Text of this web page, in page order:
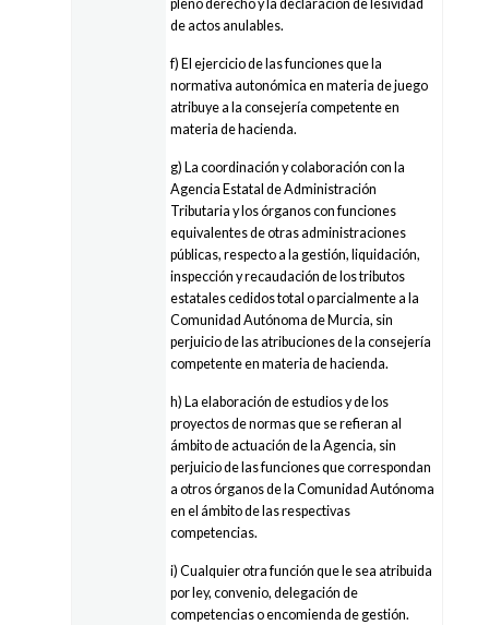
pleno derecho y la declaración de lesividad
de actos anulables.
f) El ejercicio de las funciones que la
normativa autonómica en materia de juego
atribuye a la consejería competente en
materia de hacienda.
g) La coordinación y colaboración con la
Agencia Estatal de Administración
Tributaria y los órganos con funciones
equivalentes de otras administraciones
públicas, respecto a la gestión, liquidación,
inspección y recaudación de los tributos
estatales cedidos total o parcialmente a la
Comunidad Autónoma de Murcia, sin
perjuicio de las atribuciones de la consejería
competente en materia de hacienda.
h) La elaboración de estudios y de los
proyectos de normas que se refieran al
ámbito de actuación de la Agencia, sin
perjuicio de las funciones que correspondan
a otros órganos de la Comunidad Autónoma
en el ámbito de las respectivas
competencias.
i) Cualquier otra función que le sea atribuida
por ley, convenio, delegación de
competencias o encomienda de gestión.